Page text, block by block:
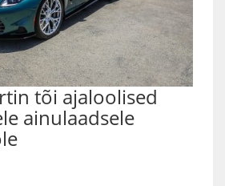
tõi ajaloolised
ainulaadsele